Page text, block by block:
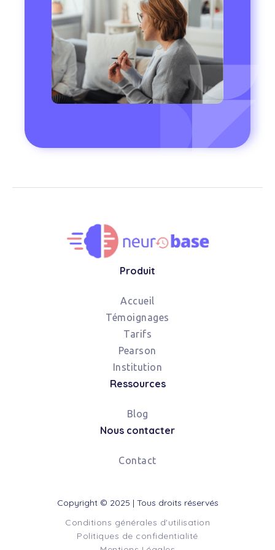
Produit
Accueil
Témoignages
Tarifs
Pearson
Institution
Ressources
Blog
Nous contacter
Contact
Copyright © 2025 | Tous droits réservés
Conditions générales d'utilisation
Politiques de confidentialité